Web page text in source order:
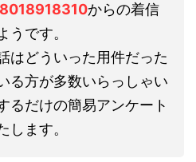
からの着信
うです。
はどういった用件だった
る方が多数いらっしゃい
るだけの簡易アンケート
します。